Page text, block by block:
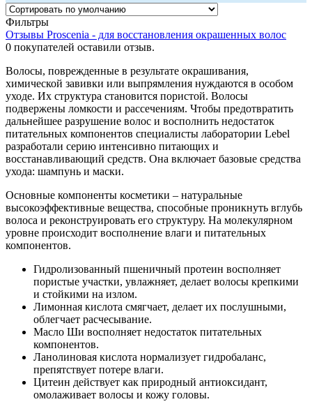
Фильтры
Отзывы Proscenia - для восстановления окрашенных волос
0 покупателей оставили отзыв.
Волосы, поврежденные в результате окрашивания,
химической завивки или выпрямления нуждаются в особом
уходе. Их структура становится пористой. Волосы
подвержены ломкости и рассечениям. Чтобы предотвратить
дальнейшее разрушение волос и восполнить недостаток
питательных компонентов специалисты лаборатории Lebel
разработали серию интенсивно питающих и
восстанавливающий средств. Она включает базовые средства
ухода: шампунь и маски.
Основные компоненты косметики – натуральные
высокоэффективные вещества, способные проникнуть вглубь
волоса и реконструировать его структуру. На молекулярном
уровне происходит восполнение влаги и питательных
компонентов.
Гидролизованный пшеничный протеин восполняет
пористые участки, увлажняет, делает волосы крепкими
и стойкими на излом.
Лимонная кислота смягчает, делает их послушными,
облегчает расчесывание.
Масло Ши восполняет недостаток питательных
компонентов.
Ланолиновая кислота нормализует гидробаланс,
препятствует потере влаги.
Цитеин действует как природный антиоксидант,
омолаживает волосы и кожу головы.